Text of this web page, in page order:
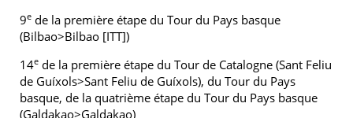
9e de la première étape du Tour du Pays basque
(Bilbao>Bilbao [ITT])
14e de la première étape du Tour de Catalogne (Sant Feliu
de Guíxols>Sant Feliu de Guíxols), du Tour du Pays
basque, de la quatrième étape du Tour du Pays basque
(Galdakao>Galdakao)